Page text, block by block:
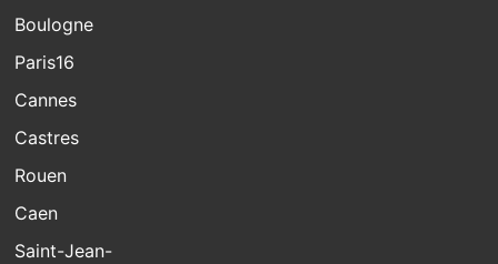
Boulogne
Paris16
Cannes
Castres
Rouen
Caen
Saint-Jean-